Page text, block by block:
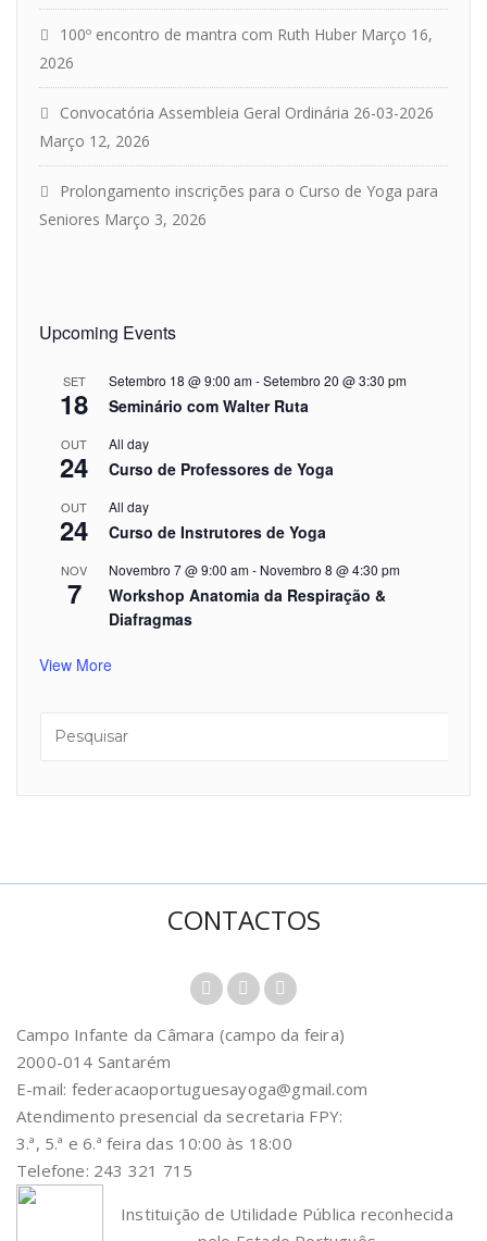
100º encontro de mantra com Ruth Huber Março 16,
2026
Convocatória Assembleia Geral Ordinária 26-03-2026
Março 12, 2026
Prolongamento inscrições para o Curso de Yoga para
Seniores Março 3, 2026
Upcoming Events
SET
18
Setembro 18 @ 9:00 am-Setembro 20 @ 3:30 pm
Seminário com Walter Ruta
OUT
24
All day
Curso de Professores de Yoga
OUT
24
All day
Curso de Instrutores de Yoga
NOV
7
Novembro 7 @ 9:00 am- Novembro 8 @ 4:30 pm
Workshop Anatomia da Respiração &
Diafragmas
View More
CONTACTOS
Campo Infante da Câmara (campo da feira)
2000-014 Santarém
E-mail: federacaoportuguesayoga@gmail.com
Atendimento presencial da secretaria FPY:
3.ª, 5.ª e 6.ª feira das 10:00 às 18:00
Telefone: 243 321 715
Instituição de Utilidade Pública reconhecida